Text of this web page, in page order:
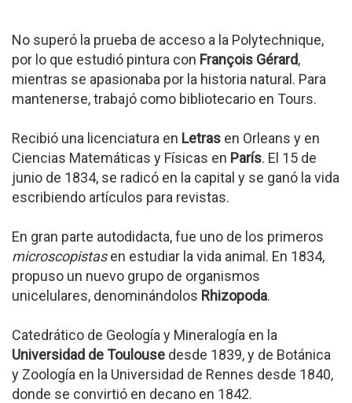
No superó la prueba de acceso a la Polytechnique,
por lo que estudió pintura con François Gérard,
mientras se apasionaba por la historia natural. Para
mantenerse, trabajó como bibliotecario en Tours.
Recibió una licenciatura en Letras en Orleans y en
Ciencias Matemáticas y Físicas en París. El 15 de
junio de 1834, se radicó en la capital y se ganó la vida
escribiendo artículos para revistas.
En gran parte autodidacta, fue uno de los primeros
microscopistasen estudiar la vida animal. En 1834,
propuso un nuevo grupo de organismos
unicelulares, denominándolos Rhizopoda.
Catedrático de Geología y Mineralogía en la
Universidad de Toulouse desde 1839, y de Botánica
y Zoología en la Universidad de Rennes desde 1840,
donde se convirtió en decano en 1842.